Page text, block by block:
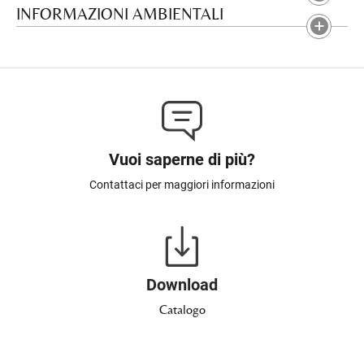
INFORMAZIONI AMBIENTALI
Vuoi saperne di più?
Contattaci per maggiori informazioni
Download
Catalogo